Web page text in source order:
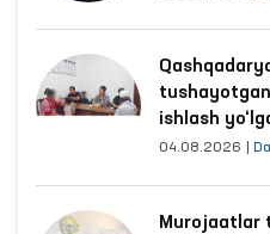
ishlash
04.08.2026
Murojaatlar